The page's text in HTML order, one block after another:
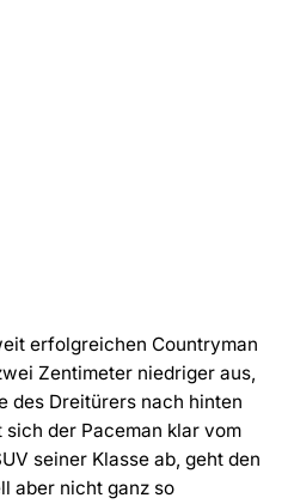
erfolgreichen Countryman
Zentimeter niedriger aus,
des Dreitürers nach hinten
der Paceman klar vom
seiner Klasse ab, geht den
aber nicht ganz so